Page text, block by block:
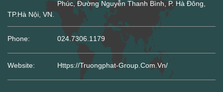
Phúc, Đường Nguyễn Thanh Bình, P. Hà Đông,
TP.Hà Nội, VN.
Phone: 024.7306.1179
Website: Https://truongphat-Group.com.vn/